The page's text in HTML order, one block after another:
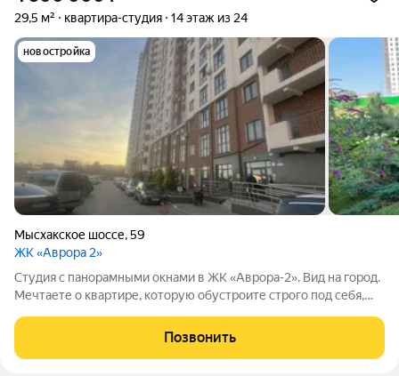
29,5 м² квартира-студия 14 этаж из 24
новостройка
Мысхакское шоссе,59
ЖК «Аврора 2»
Студия с панорамными окнами в ЖК «Аврора-2». Вид на город.
Мечтаете о квартире, которую обустроите строго под себя,
первым и единственным
Позвонить